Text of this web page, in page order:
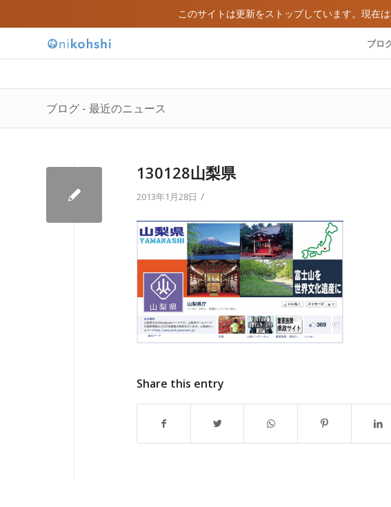
このサイトは更新をストップしています。現在
ブロ
ブログ - 最近のニュース
130128山梨県
2013年1月28日 /
Share this entry